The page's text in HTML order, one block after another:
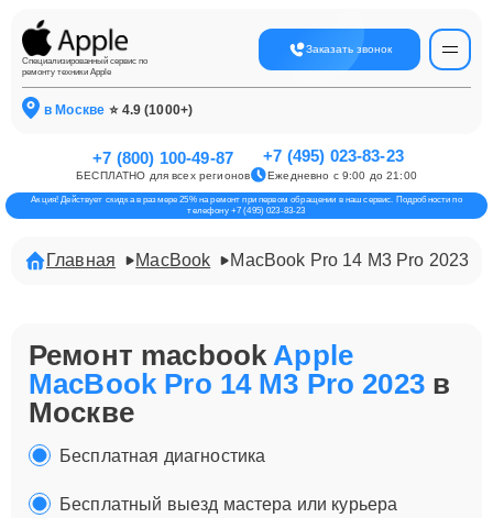
Специализированный сервис по
ремонту техники Apple
Заказать звонок
в Москве ⭐ 4.9 (1000+)
+7 (800) 100-49-87
БЕСПЛАТНО для всех регионов
+7 (495) 023-83-23
Ежедневно с 9:00 до 21:00
Акция! Действует скидка в размере 25% на ремонт при первом обращении в наш сервис. Подробности по
телефону +7 (495) 023-83-23
Главная MacBook MacBook Pro 14 M3 Pro 2023
Ремонт macbookApple
MacBook Pro 14 M3 Pro 2023в
Москве
Бесплатная диагностика
Бесплатный выезд мастера или курьера